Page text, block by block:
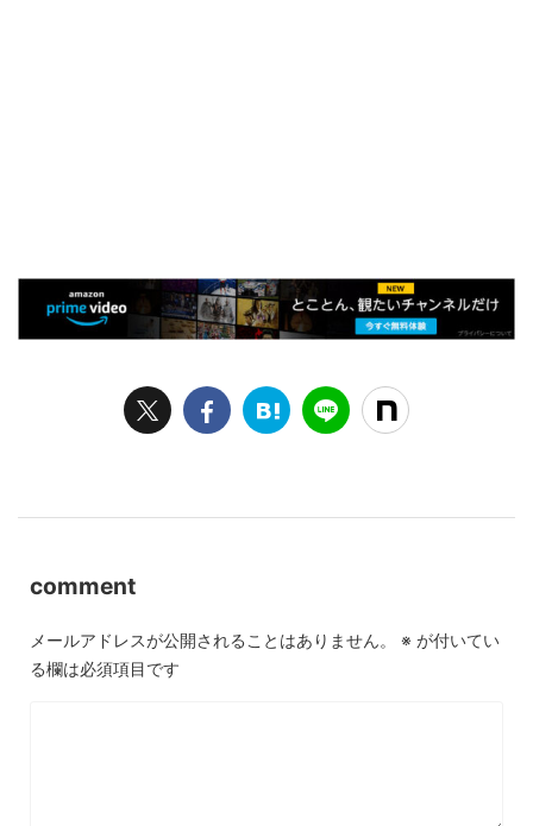
comment
メールアドレスが公開されることはありません。 ※ が付いてい
る欄は必須項目です